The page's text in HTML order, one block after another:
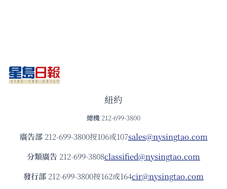
紐約
總機 212-699-3800
廣告部212-699-3800按106或107sales@nysingtao.com
分類廣告 212-699-3808classified@nysingtao.com
發⾏部 212-699-3800按162或164cir@nysingtao.com